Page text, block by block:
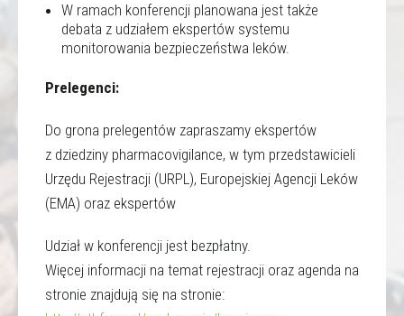
W ramach konferencji planowana jest także
debata z udziałem ekspertów systemu
monitorowania bezpieczeństwa leków.
Prelegenci:
Do grona prelegentów zapraszamy ekspertów
z dziedziny pharmacovigilance, w tym przedstawicieli
Urzędu Rejestracji (URPL), Europejskiej Agencji Leków
(EMA) oraz ekspertów
Udział w konferencji jest bezpłatny.
Więcej informacji na temat rejestracji oraz agenda na
stronie znajdują się na stronie: